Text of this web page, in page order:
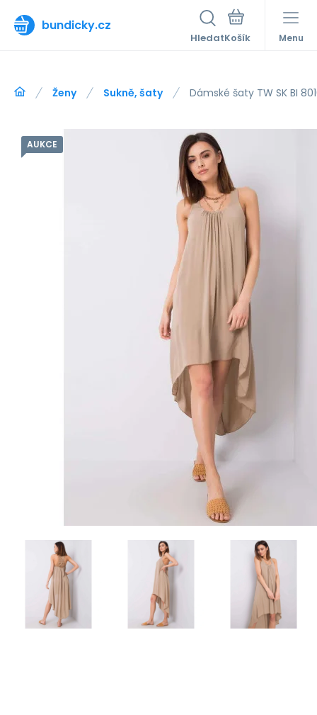
bundicky.cz
Hledat Menu
Ženy Sukně, šaty Dámské šaty TW SK BI
AUKCE